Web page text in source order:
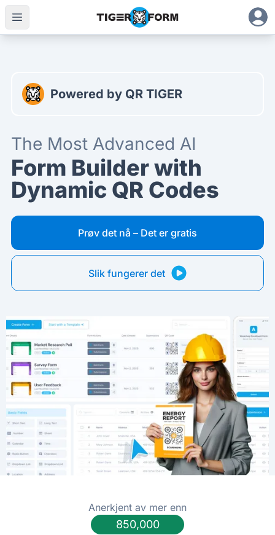
Powered by QR TIGER
The Most Advanced AI
Form Builder with
Dynamic QR Codes
Prøv det nå – Det er gratis
Slik fungerer det
Anerkjent av mer enn
850,000